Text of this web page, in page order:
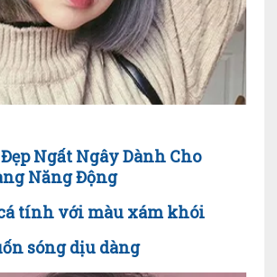
Ngất Ngây Dành Cho
Năng Động
tính với màu xám khói
sóng dịu dàng